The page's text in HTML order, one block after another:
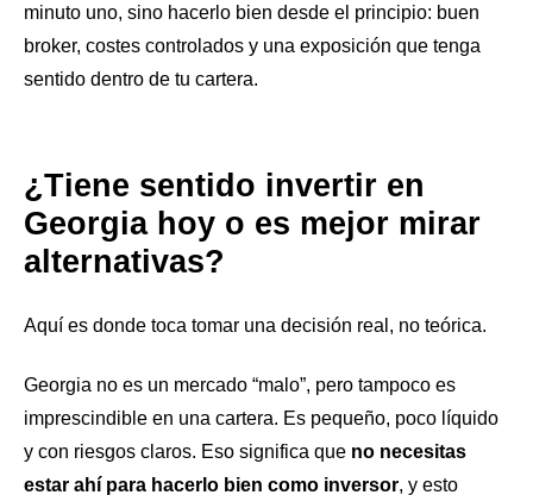
minuto uno, sino hacerlo bien desde el principio: buen
broker, costes controlados y una exposición que tenga
sentido dentro de tu cartera.
¿Tiene sentido invertir en
Georgia hoy o es mejor mirar
alternativas?
Aquí es donde toca tomar una decisión real, no teórica.
Georgia no es un mercado “malo”, pero tampoco es
imprescindible en una cartera. Es pequeño, poco líquido
y con riesgos claros. Eso significa que no necesitas
estar ahí para hacerlo bien como inversor, y esto